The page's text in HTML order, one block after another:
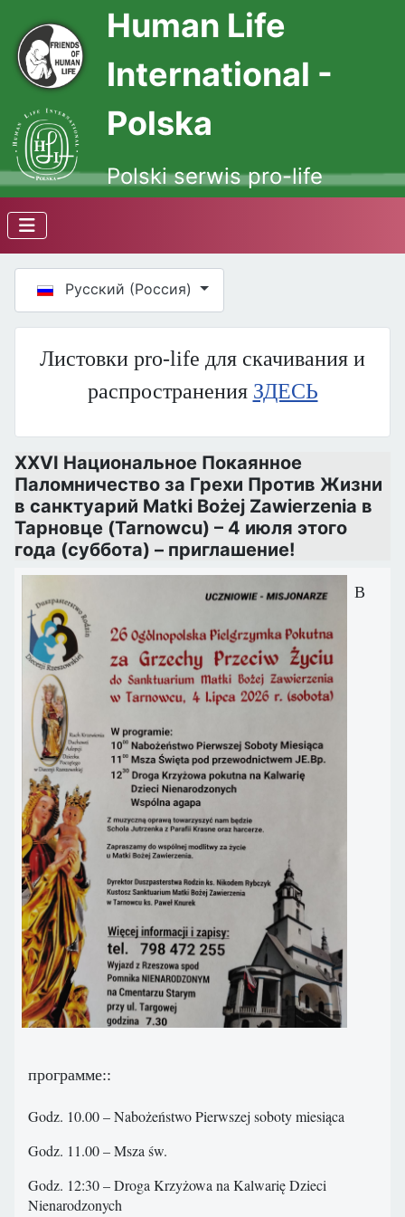
Human Life
International -
Polska
Polski serwis pro-life
Русский (Россия)
Листовки pro-life для скачивания и
распространения ЗДЕСЬ
XXVI Национальное Покаянное
Паломничество за Грехи Против Жизни
в санктуарий Matki Bożej Zawierzenia в
Тарновце (Tarnowcu) – 4 июля этого
года (суббота) – приглашение!
В
программе::
Godz. 10.00 – Nabożeństwo Pierwszej soboty miesiąca
Godz. 11.00 – Msza św.
Godz. 12:30 – Droga Krzyżowa na Kalwarię Dzieci
Nienarodzonych